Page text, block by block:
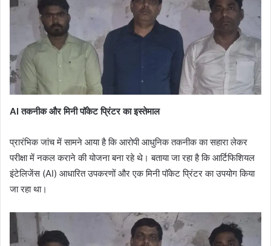
AI तकनीक और मिनी पॉकेट प्रिंटर का इस्तेमाल
प्रारंभिक जांच में सामने आया है कि आरोपी आधुनिक तकनीक का सहारा लेकर
परीक्षा में नकल कराने की योजना बना रहे थे। बताया जा रहा है कि आर्टिफिशियल
इंटेलिजेंस (AI) आधारित उपकरणों और एक मिनी पॉकेट प्रिंटर का उपयोग किया
जा रहा था।